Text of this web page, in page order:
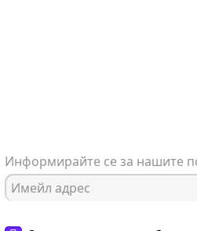
Информирайте се за нашите